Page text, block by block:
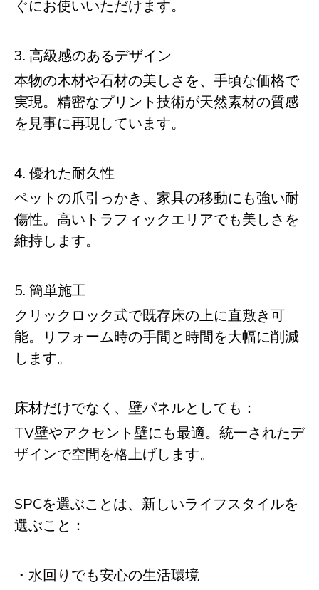
ぐにお使いいただけます。
3. 高級感のあるデザイン
本物の木材や石材の美しさを、手頃な価格で
実現。精密なプリント技術が天然素材の質感
を見事に再現しています。
4. 優れた耐久性
ペットの爪引っかき、家具の移動にも強い耐
傷性。高いトラフィックエリアでも美しさを
維持します。
5. 簡単施工
クリックロック式で既存床の上に直敷き可
能。リフォーム時の手間と時間を大幅に削減
します。
床材だけでなく、壁パネルとしても：
TV壁やアクセント壁にも最適。統一されたデ
ザインで空間を格上げします。
SPCを選ぶことは、新しいライフスタイルを
選ぶこと：
・水回りでも安心の生活環境